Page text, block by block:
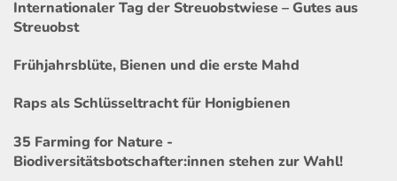
Internationaler Tag der Streuobstwiese – Gutes aus
Streuobst
Frühjahrsblüte, Bienen und die erste Mahd
Raps als Schlüsseltracht für Honigbienen
35 Farming for Nature -
Biodiversitätsbotschafter:innen stehen zur Wahl!